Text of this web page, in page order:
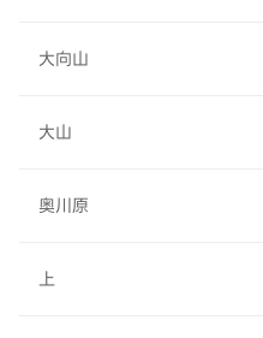
大向山
大山
奥川原
上